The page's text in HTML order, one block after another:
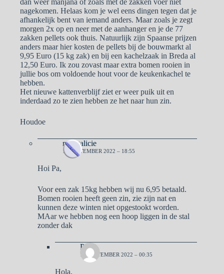
dan weer manjana of zoals met de zakken voer niet
nagekomen. Helaas kom je wel eens dingen tegen dat je
afhankelijk bent van iemand anders. Maar zoals je zegt
morgen 2x op en neer met de aanhanger en je de 77
zakken pellets ook thuis. Natuurlijk zijn Spaanse prijzen
anders maar hier kosten de pellets bij de bouwmarkt al
9,95 Euro (15 kg zak) en bij een kachelzaak in Breda al
12,50 Euro. Ik zou zovast maar extra bomen rooien in
jullie bos om voldoende hout voor de keukenkachel te
hebben.
Het nieuwe kattenverblijf ziet er weer puik uit en
inderdaad zo te zien hebben ze het naar hun zin.
Houdoe
naargalicie
16 SEPTEMBER 2022 – 18:55
Hoi Pa,
Voor een zak 15kg hebben wij nu 6,95 betaald.
Bomen rooien heeft geen zin, zie zijn nat en
kunnen deze winten niet opgestookt worden.
MAar we hebben nog een hoop liggen in de stal
zonder dak
Pa
17 SEPTEMBER 2022 – 00:35
Hola,